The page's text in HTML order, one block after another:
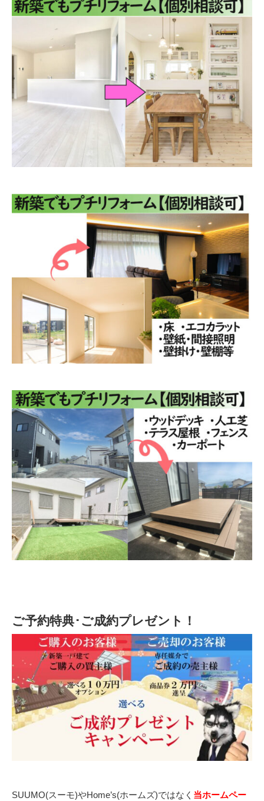
ご予約特典･ご成約プレゼント！
SUUMO(スーモ)やHome’s(ホームズ)ではなく 当ホームペー